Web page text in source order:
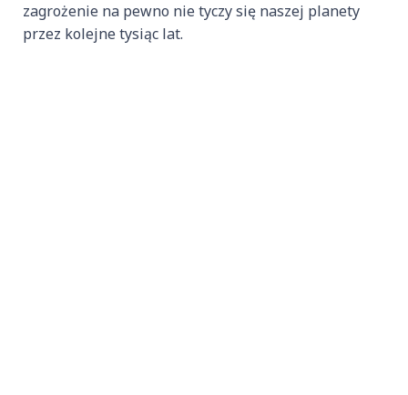
zagrożenie na pewno nie tyczy się naszej planety
przez kolejne tysiąc lat.